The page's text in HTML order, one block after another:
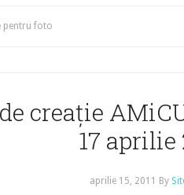
pentru foto
creație
17 aprilie
aprilie 15, 2011 By